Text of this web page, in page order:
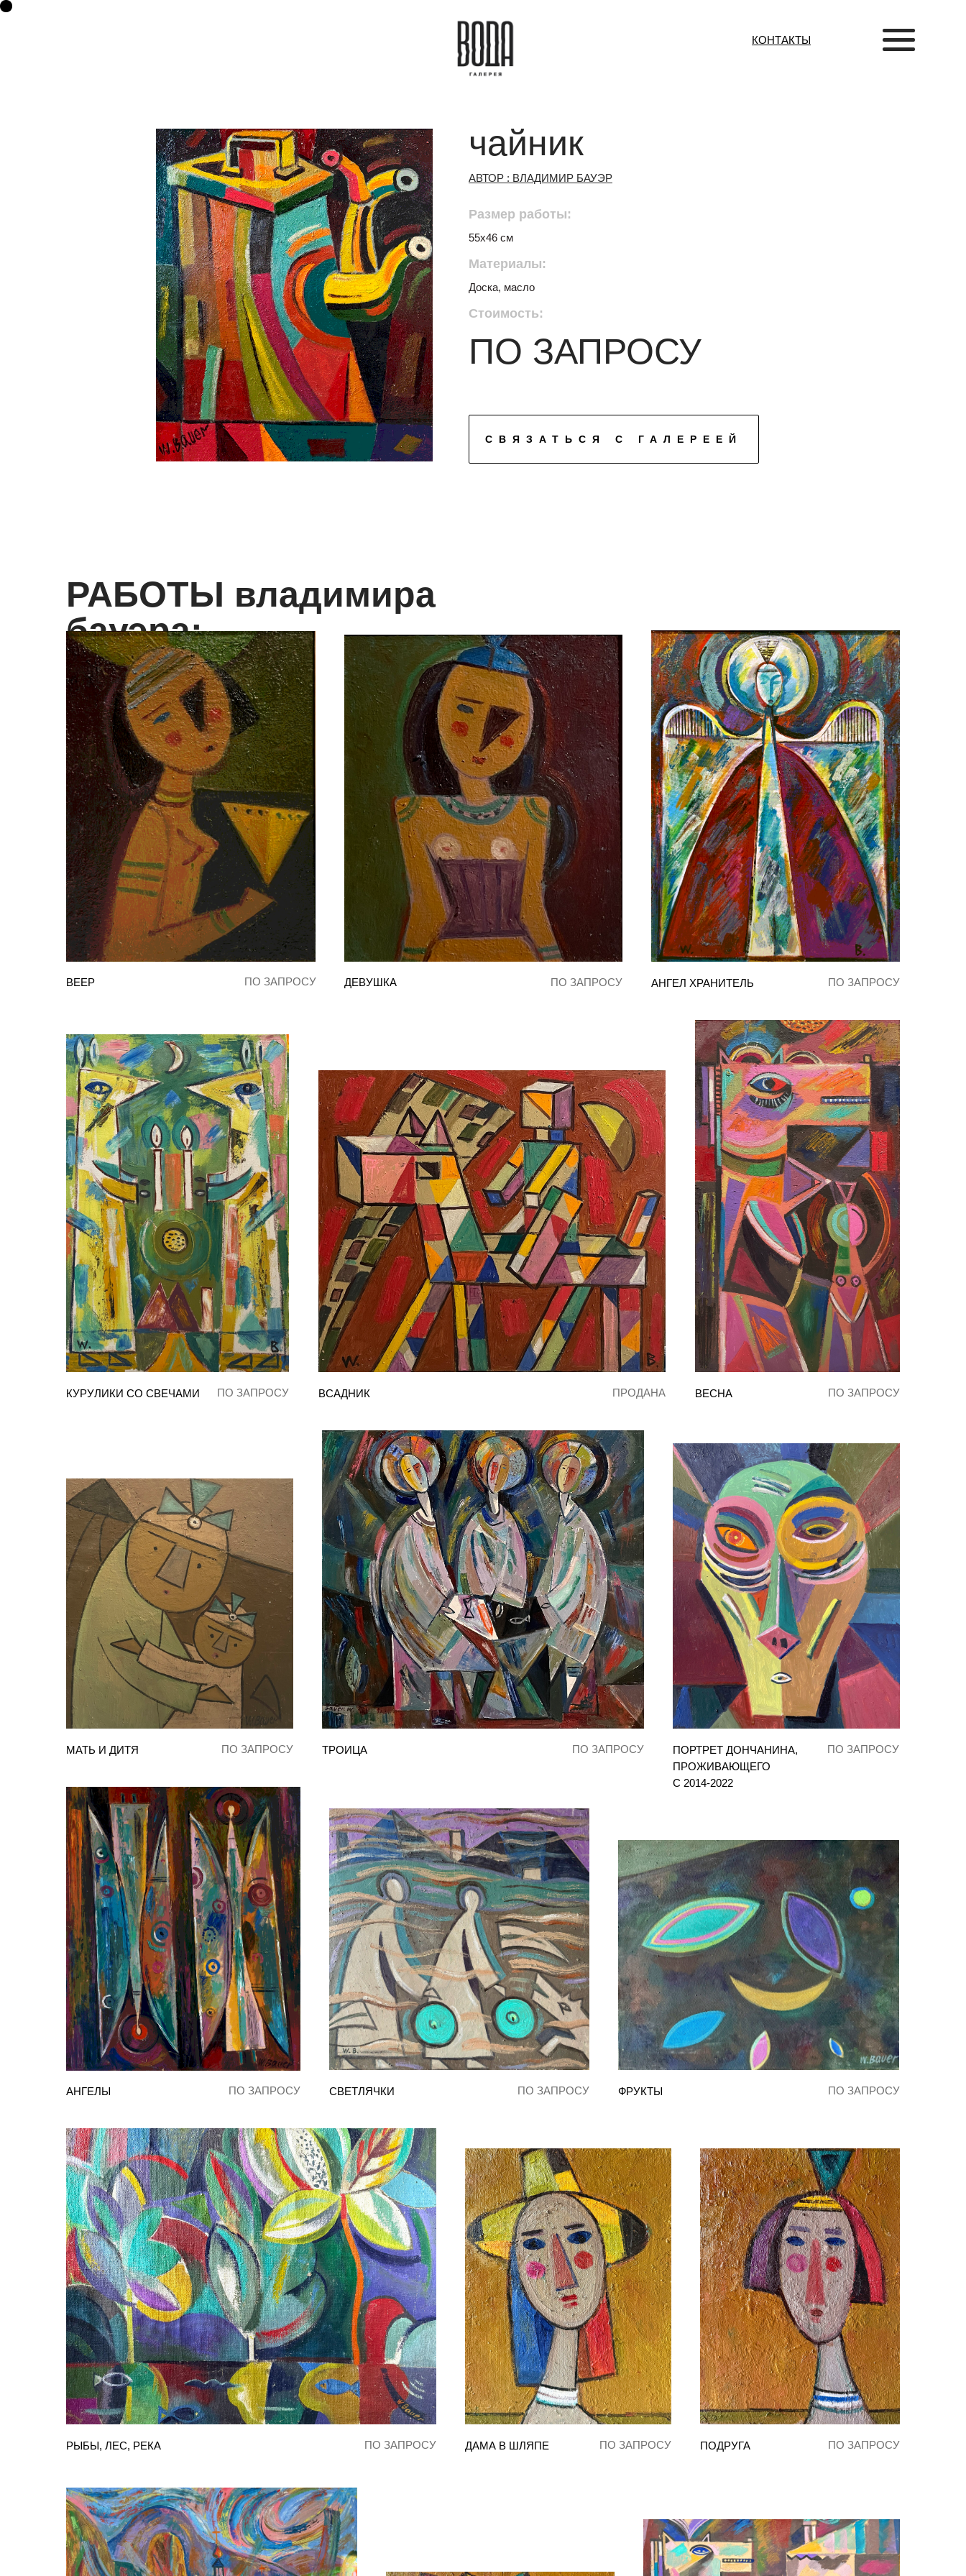
КОНТАКТЫ
СВЯЗАТЬСЯ С ГАЛЕРЕЕЙ
чайник
Размер работы:
55х46 см
ПО ЗАПРОСУ
Стоимость:
Материалы:
Доска, масло
АВТОР : ВЛАДИМИР БАУЭР
ВЕЕР ПО ЗАПРОСУ
КУРУЛИКИ СО СВЕЧАМИ
МАТЬ И ДИТЯ
АНГЕЛЫ
ТРОИЦА
ПОРТРЕТ ДОНЧАНИНА,
ПРОЖИВАЮЩЕГО
С 2014-2022
ПО ЗАПРОСУ
ПО ЗАПРОСУ
ПО ЗАПРОСУ
ПО ЗАПРОСУ ПО ЗАПРОСУ
ДЕВУШКА ПО ЗАПРОСУ
ВСАДНИК ПО ЗАПРОСУ
ВЕСНА
ПРОДАНА
АНГЕЛ ХРАНИТЕЛЬ ПО ЗАПРОСУ
РАБОТЫ владимира
бауэра:
ПО ЗАПРОСУ
СВЕТЛЯЧКИ ПО ЗАПРОСУ
ФРУКТЫ
ПОДРУГА
ПО ЗАПРОСУ
РЫБЫ, ЛЕС, РЕКА ПО ЗАПРОСУ ДАМА В ШЛЯПЕ ПО ЗАПРОСУ